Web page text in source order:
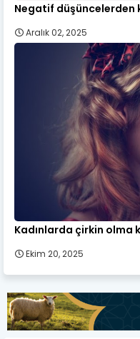
Negatif düşüncelerden
Aralık 02, 2025
Kadınlarda çirkin olma
Ekim 20, 2025